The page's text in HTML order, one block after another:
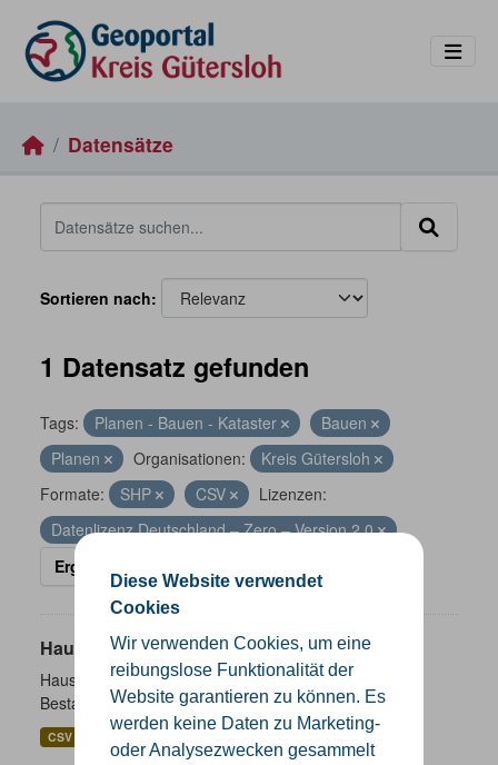
Diese Website verwendet
Cookies
Wir verwenden Cookies, um eine
reibungslose Funktionalität der
Website garantieren zu können. Es
werden keine Daten zu Marketing-
oder Analysezwecken gesammelt
Datensätze
Sortieren nach
1 Datensatz gefunden
Tags: Planen - Bauen - Kataster
Bauen
Planen
Organisationen:
Kreis Gütersloh
Formate:
SHP CSV
Lizenzen:
Datenlizenz Deutschland – Zero – Version 2.0
Ergebnisse filtern
Hausnummernkoordinaten
Hausnummernkoordinaten abgeleitet aus dem ALKIS-
Bestand
CSV